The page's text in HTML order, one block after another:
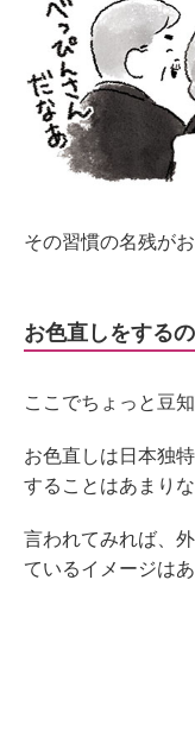
その習慣の名残が
お色直しをする
ここでちょっと豆知
お色直しは日本独
することはあまりな
言われてみれば、
ているイメージは